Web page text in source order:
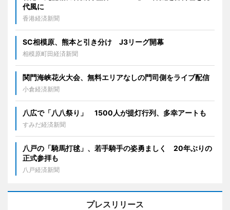
代風に
香港経済新聞
SC相模原、熊本と引き分け J3リーグ開幕
相模原町田経済新聞
関門海峡花火大会、無料エリアなしの門司側をライブ配信
小倉経済新聞
八広で「八八祭り」 1500人が提灯行列、多幸アートも
すみだ経済新聞
八戸の「騎馬打毬」、若手騎手の姿勇ましく 20年ぶりの
正式参拝も
八戸経済新聞
プレスリリース